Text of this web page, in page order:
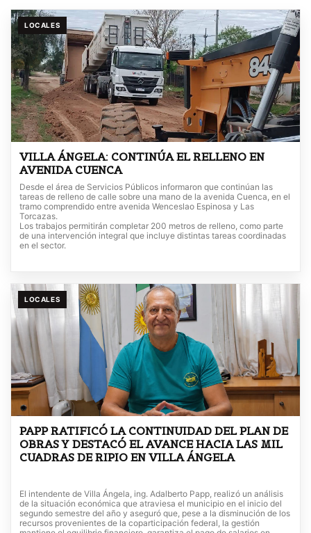
LOCALES
VILLA ÁNGELA: CONTINÚA EL RELLENO EN
AVENIDA CUENCA
Desde el área de Servicios Públicos informaron que continúan las
tareas de relleno de calle sobre una mano de la avenida Cuenca, en el
tramo comprendido entre avenida Wenceslao Espinosa y Las
Torcazas.
Los trabajos permitirán completar 200 metros de relleno, como parte
de una intervención integral que incluye distintas tareas coordinadas
en el sector.
LOCALES
PAPP RATIFICÓ LA CONTINUIDAD DEL PLAN DE
OBRAS Y DESTACÓ EL AVANCE HACIA LAS MIL
CUADRAS DE RIPIO EN VILLA ÁNGELA
El intendente de Villa Ángela, ing. Adalberto Papp, realizó un análisis
de la situación económica que atraviesa el municipio en el inicio del
segundo semestre del año y aseguró que, pese a la disminución de los
recursos provenientes de la coparticipación federal, la gestión